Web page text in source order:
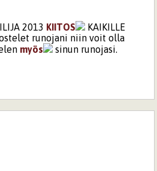
2013 KIITOS
KAIKILLE
runojani niin voit olla
myös
sinun runojasi.